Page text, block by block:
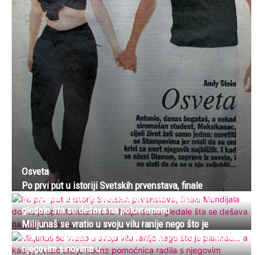
Osveta
Po prvi put u istoriji Svetskih prvenstava, finale
Mundijala dobilo je spektakularni šou: Milijarde su
gledale šta se dešava na poluvremenu
Milijunaš se vratio u svoju vilu ranije nego što je
planirao… a kada je vidio što je kućna pomoćnica radila s
njegovim sinovima u...